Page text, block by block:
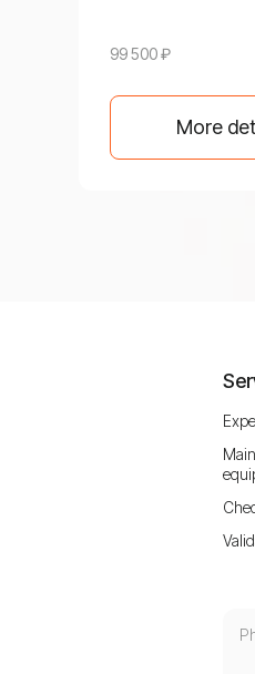
99 500₽
More